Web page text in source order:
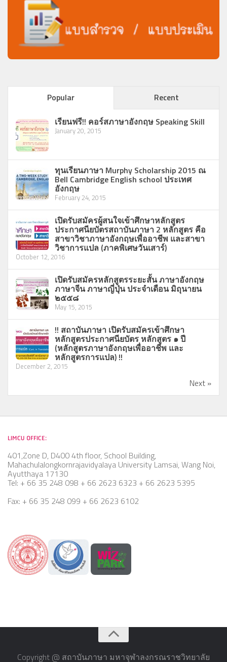
Popular
Recent
เรียนฟรี!! คอร์สภาษาอังกฤษ Speaking Skill
January 20, 2015
ทุนเรียนภาษา Murphy Scholarship 2015 ณ
Bell Cambridge English school ประเทศ
อังกฤษ
February 24, 2015
เปิดรับสมัครผู้สนใจเข้าศึกษาหลักสูตร
ประกาศนียบัตรสถาบันภาษา 2 หลักสูตร คือ
สาขาวิชาภาษาอังกฤษเพื่ออาชีพ และสาขา
วิชาการแปล (ภาคพิเศษวันเสาร์)
October 12, 2016
เปิดรับสมัครหลักสูตรระยะสั้น ภาษาอังกฤษ
ภาษาจีน ภาษาญี่ปุ่น ประจำเดือน มิถุนายน
๒๕๕๘
May 15, 2015
!! สถาบันภาษา เปิดรับสมัครเข้าศึกษา
หลักสูตรประกาศนียบัตร หลักสูตร ๑ ปี
(หลักสูตรภาษาอังกฤษเพื่ออาชีพ และ
หลักสูตรการแปล) !!
December 2, 2015
Next »
LIMCU OFFICE:
401,Zone D, D400 4th floor, School Building,
Mahachulalongkornrajavidyalaya University Lamsai, Wang Noi,
Ayutthaya 17130
Tel: + 66 35 248 098 + 66 2623 6323 + 66 2623 5395
Fax: + 66 35 248 099 + 66 2623 6102
Copyright @ สถาบันภาษา มหาจุฬาลงกรณราชวิทยาลัย